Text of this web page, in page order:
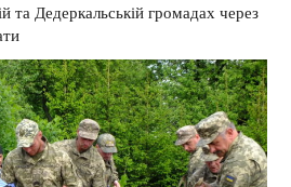
та Дедеркальській громадах через